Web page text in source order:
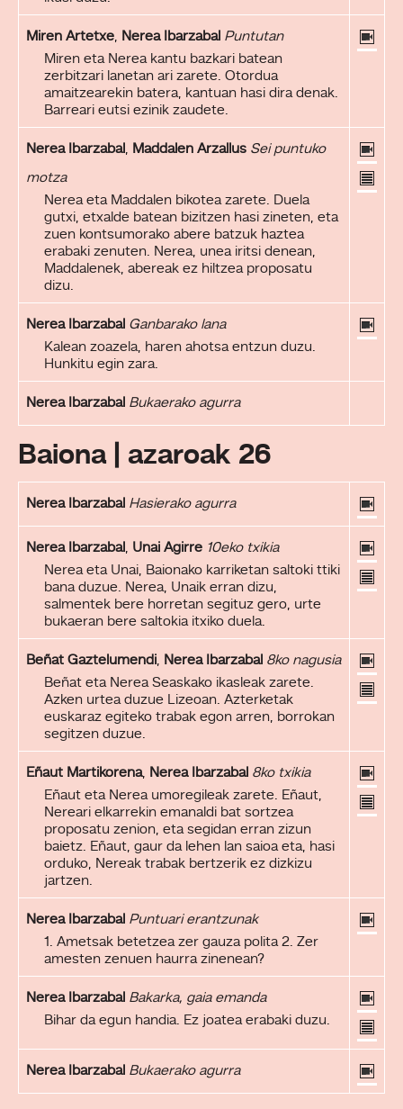
Miren Artetxe, Nerea Ibarzabal Puntutan
Miren eta Nerea kantu bazkari batean
zerbitzari lanetan ari zarete. Otordua
amaitzearekin batera, kantuan hasi dira denak.
Barreari eutsi ezinik zaudete.
Nerea Ibarzabal, Maddalen Arzallus Sei puntuko
motza
Nerea eta Maddalen bikotea zarete. Duela
gutxi, etxalde batean bizitzen hasi zineten, eta
zuen kontsumorako abere batzuk haztea
erabaki zenuten. Nerea, unea iritsi denean,
Maddalenek, abereak ez hiltzea proposatu
dizu.
Nerea Ibarzabal Ganbarako lana
Kalean zoazela, haren ahotsa entzun duzu.
Hunkitu egin zara.
Nerea Ibarzabal Bukaerako agurra
Baiona | azaroak 26
Nerea Ibarzabal Hasierako agurra
Nerea Ibarzabal, Unai Agirre 10eko txikia
Nerea eta Unai, Baionako karriketan saltoki ttiki
bana duzue. Nerea, Unaik erran dizu,
salmentek bere horretan segituz gero, urte
bukaeran bere saltokia itxiko duela.
Beñat Gaztelumendi, Nerea Ibarzabal 8ko nagusia
Beñat eta Nerea Seaskako ikasleak zarete.
Azken urtea duzue Lizeoan. Azterketak
euskaraz egiteko trabak egon arren, borrokan
segitzen duzue.
Eñaut Martikorena, Nerea Ibarzabal 8ko txikia
Eñaut eta Nerea umoregileak zarete. Eñaut,
Nereari elkarrekin emanaldi bat sortzea
proposatu zenion, eta segidan erran zizun
baietz. Eñaut, gaur da lehen lan saioa eta, hasi
orduko, Nereak trabak bertzerik ez dizkizu
jartzen.
Nerea Ibarzabal Puntuari erantzunak
1. Ametsak betetzea zer gauza polita 2. Zer
amesten zenuen haurra zinenean?
Nerea Ibarzabal Bakarka, gaia emanda
Bihar da egun handia. Ez joatea erabaki duzu.
Nerea Ibarzabal Bukaerako agurra